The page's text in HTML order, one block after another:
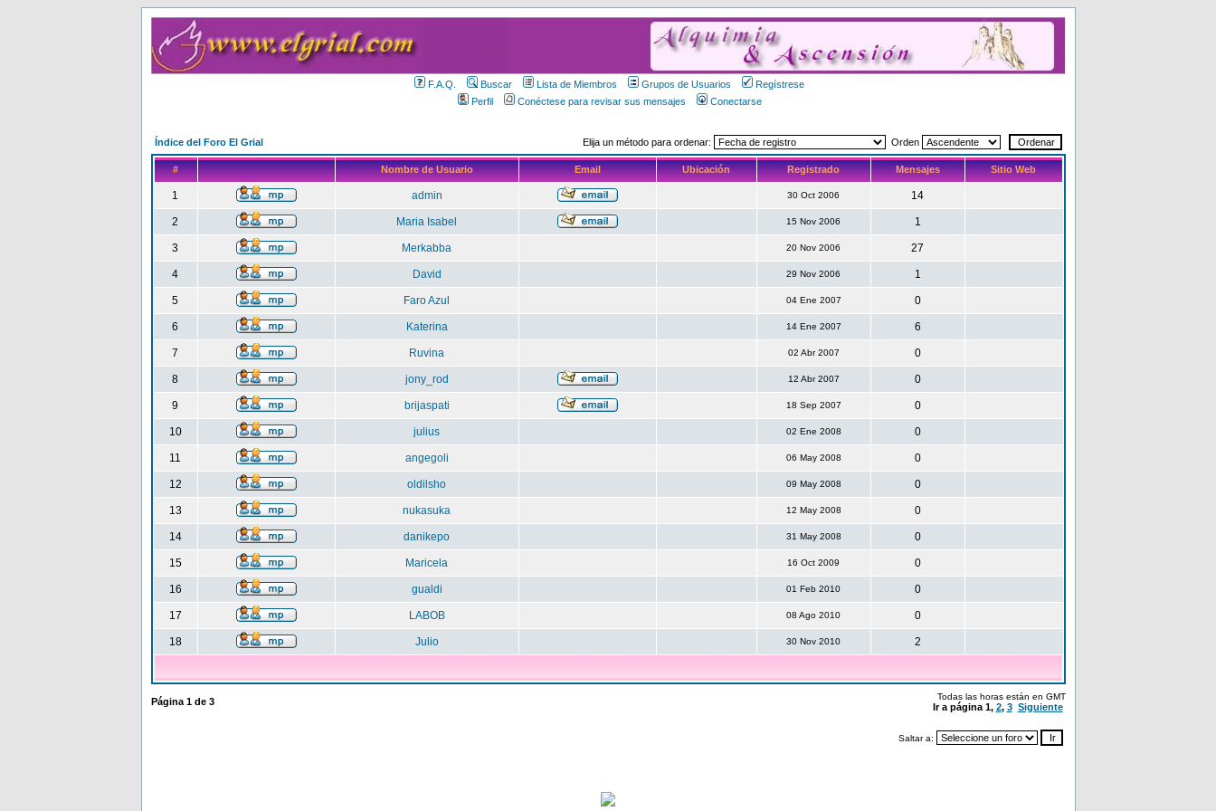
F.A.Q. Buscar Lista de Miembros Grupos de Usuarios
Regístrese
Perfil
Conéctese para revisar sus mensajes Conectarse
Índice del Foro El Grial Elija un método para ordenar: Orden
# Nombre de Usuario Email Ubicación Registrado Mensajes Sitio Web
1 admin 30 Oct 2006 14
2 Maria Isabel 15 Nov 2006 1
3 Merkabba 20 Nov 2006 27
4 David 29 Nov 2006 1
5 Faro Azul 04 Ene 2007 0
6 Katerina 14 Ene 2007 6
7 Ruvina 02 Abr 2007 0
8 jony_rod 12 Abr 2007 0
9 brijaspati 18 Sep 2007 0
10 julius 02 Ene 2008 0
11 angegoli 06 May 2008 0
12 oldilsho 09 May 2008 0
13 nukasuka 12 May 2008 0
14 danikepo 31 May 2008 0
15 Maricela 16 Oct 2009 0
16 gualdi 01 Feb 2010 0
17 LABOB 08 Ago 2010 0
18 Julio 30 Nov 2010 2
Página 1de 3 Todas las horas están en GMT
Ir a página 1, 2, 3 Siguiente
Saltar a: